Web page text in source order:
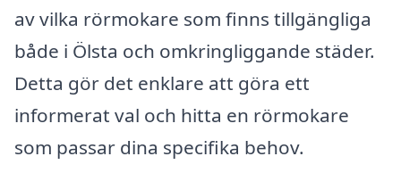
av vilka rörmokare som finns tillgängliga
både i Ölsta och omkringliggande städer.
Detta gör det enklare att göra ett
informerat val och hitta en rörmokare
som passar dina specifika behov.